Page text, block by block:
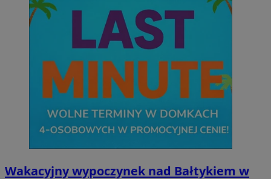
Wakacyjny wypoczynek nad Bałtykiem w